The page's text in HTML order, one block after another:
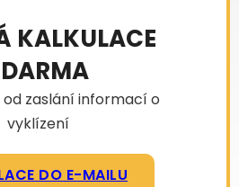
KALKULACE
od zaslání informací o
vyklízení
DO E-MAILU